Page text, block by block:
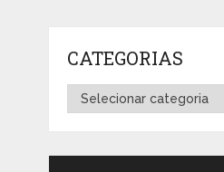
CATEGORIAS
Categorias